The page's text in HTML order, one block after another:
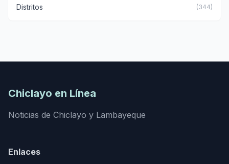
Distritos (344)
Chiclayo en Línea
Noticias de Chiclayo y Lambayeque
Enlaces